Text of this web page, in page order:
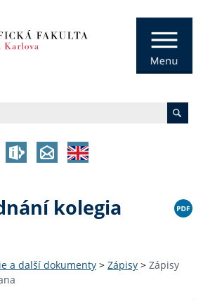
kolegia
a další dokumenty > Zápisy > Zápisy